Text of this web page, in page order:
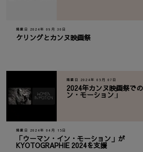
掲載日 2024年 09月 30日
ケリングとカンヌ映画祭
掲載日 2024年 05月 07日
2024年カンヌ映画祭で
ン・モーション」
掲載日 2024年 04月 15日
「ウーマン・イン・モーション」が
KYOTOGRAPHIE 2024を支援